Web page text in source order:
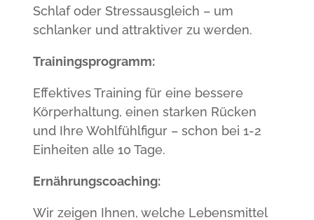
Schlaf oder Stressausgleich – um
schlanker und attraktiver zu werden.
Trainingsprogramm:
Effektives Training für eine bessere
Körperhaltung, einen starken Rücken
und Ihre Wohlfühlfigur – schon bei 1-2
Einheiten alle 10 Tage.
Ernährungscoaching:
Wir zeigen Ihnen, welche Lebensmittel